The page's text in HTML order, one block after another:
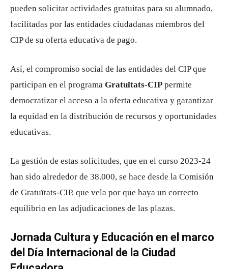
pueden solicitar actividades gratuitas para su alumnado,
facilitadas por las entidades ciudadanas miembros del
CIP de su oferta educativa de pago.
Así, el compromiso social de las entidades del CIP que
participan en el programa Gratuïtats-CIP permite
democratizar el acceso a la oferta educativa y garantizar
la equidad en la distribución de recursos y oportunidades
educativas.
La gestión de estas solicitudes, que en el curso 2023-24
han sido alrededor de 38.000, se hace desde la Comisión
de Gratuïtats-CIP, que vela por que haya un correcto
equilibrio en las adjudicaciones de las plazas.
Jornada Cultura y Educación en el marco
del Día Internacional de la Ciudad